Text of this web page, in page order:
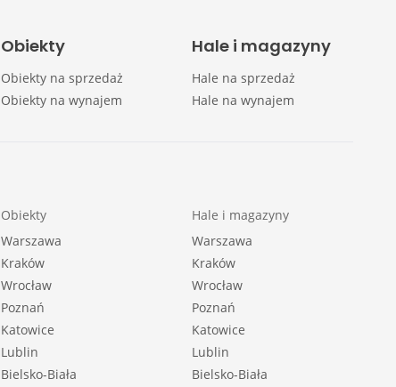
Obiekty
Obiekty na sprzedaż
Obiekty na wynajem
Hale i magazyny
Hale na sprzedaż
Hale na wynajem
Obiekty
Warszawa
Kraków
Wrocław
Poznań
Katowice
Lublin
Bielsko-Biała
Hale i magazyny
Warszawa
Kraków
Wrocław
Poznań
Katowice
Lublin
Bielsko-Biała